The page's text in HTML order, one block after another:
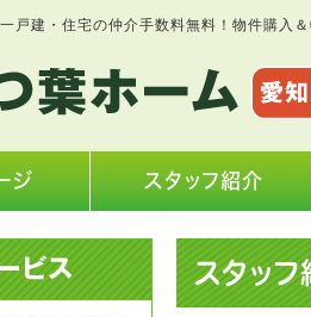
戸建・住宅の仲介手数料無料！物件購入
ジ スタッフ紹介
スタッフ